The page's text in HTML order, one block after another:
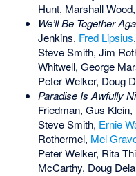
Hunt, Marshall Wood,
We’ll Be Together
Jenkins, Fred Lipsius,
Steve Smith, Jim
Whitwell, George
Peter Welker, Doug
Paradise Is Awfully
Friedman, Gus Klein,
Steve Smith, Ernie
Rothermel, Mel
Peter Welker, Rita
McCarthy, Doug